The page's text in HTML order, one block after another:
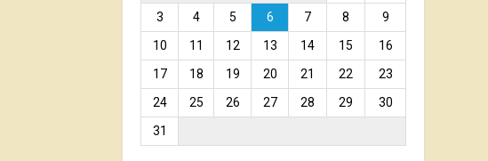
3
4 5 6 7 8
9
10
11 12 13 14 15
16
17
18 19 20 21 22
23
24
25 26 27 28 29
30
31